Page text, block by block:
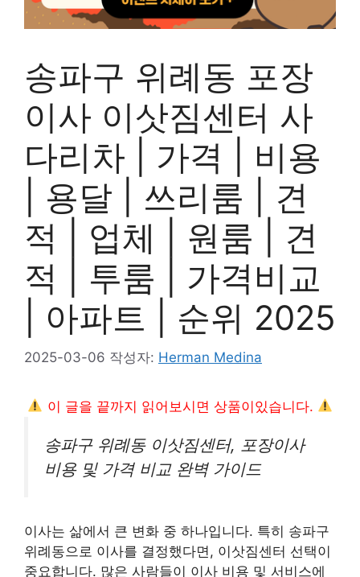
송파구 위례동 포장
이사 이삿짐센터 사
다리차 | 가격 | 비용
| 용달 | 쓰리룸 | 견
적 | 업체 | 원룸 | 견
적 | 투룸 | 가격비교
| 아파트 | 순위 2025
2025-03-06 작성자: Herman Medina
이 글을 끝까지 읽어보시면 상품이있습니다.
송파구 위례동 이삿짐센터, 포장이사
비용 및 가격 비교 완벽 가이드
이사는 삶에서 큰 변화 중 하나입니다. 특히 송파구
위례동으로 이사를 결정했다면, 이삿짐센터 선택이
중요합니다. 많은 사람들이 이사 비용 및 서비스에